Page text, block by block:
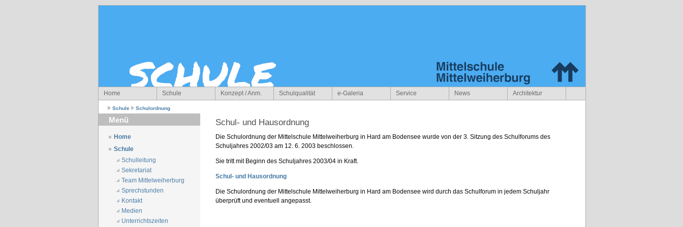
Home Schule Konzept / Anm. Schulqualität e-Galeria Service News Architektur
Schule Schulordnung
Menü
Home
Schule
Schulleitung
Sekretariat
Team Mittelweiherburg
Sprechstunden
Kontakt
Medien
Unterrichtszeiten
Schul- und Hausordnung
Die Schulordnung der Mittelschule Mittelweiherburg in Hard am Bodensee wurde von der 3. Sitzung des Schulforums des
Schuljahres 2002/03 am 12. 6. 2003 beschlossen.
Sie tritt mit Beginn des Schuljahres 2003/04 in Kraft.
Schul- und Hausordnung
Die Schulordnung der Mittelschule Mittelweiherburg in Hard am Bodensee wird durch das Schulforum in jedem Schuljahr
überprüft und eventuell angepasst.